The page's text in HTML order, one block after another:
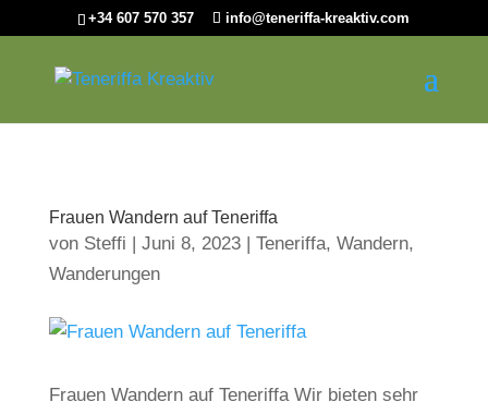
+34 607 570 357 info@teneriffa-kreaktiv.com
Frauen Wandern auf Teneriffa
von Steffi | Juni 8, 2023| Teneriffa, Wandern,
Wanderungen
Frauen Wandern auf Teneriffa Wir bieten sehr